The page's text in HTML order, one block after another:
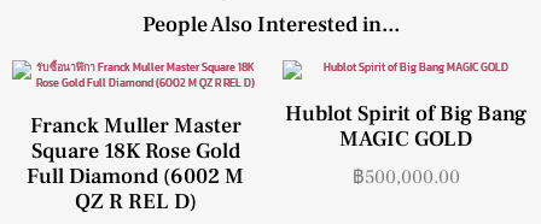
People Also Interested in...
Franck Muller Master
Square 18K Rose Gold
Full Diamond (6002 M
QZ R REL D)
Hublot Spirit of Big Bang
MAGIC GOLD
฿500,000.00